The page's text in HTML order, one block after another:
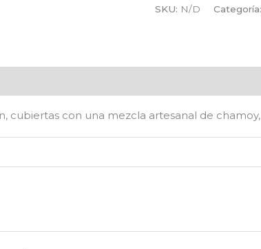
SKU: N/D Categoría:
cubiertas con una mezcla artesanal de